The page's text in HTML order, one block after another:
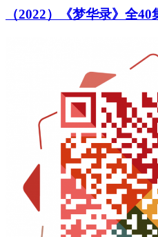
（2022）《梦华录》全